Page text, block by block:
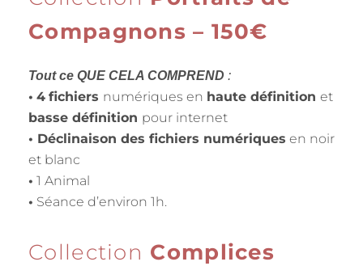
Compagnons – 150€
Tout ce QUE CELA COMPREND :
• 4 fichiers numériques en haute définition et
basse définition pour internet
• Déclinaison des fichiers numériques en noir
et blanc
• 1 Animal
• Séance d’environ 1h.
Collection Complices